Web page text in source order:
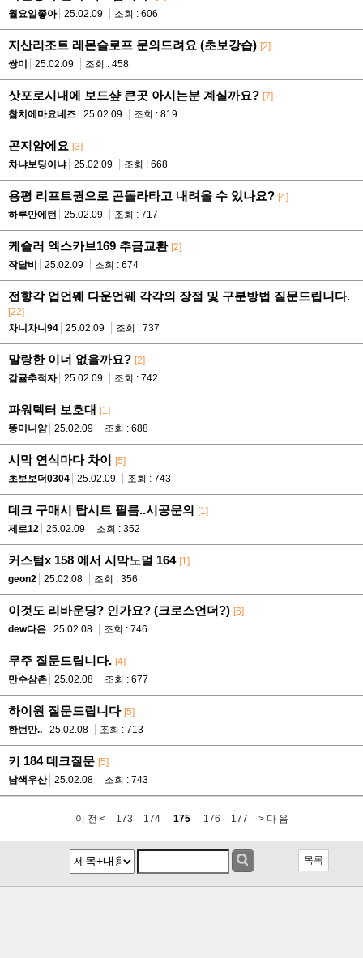
월요일좋아
25.02.09 조회 : 606
지산리조트 레몬슬로프 문의드려요 (초보강습) [2]
쌍미
25.02.09 조회 : 458
삿포로시내에 보드샾 큰곳 아시는분 계실까요? [7]
참치에마요네즈
25.02.09 조회 : 819
곤지암에요 [3]
차냐보딩이냐
25.02.09 조회 : 668
용평 리프트권으로 곤돌라타고 내려올 수 있나요? [4]
하루만에턴
25.02.09 조회 : 717
케슬러 엑스카브169 추금교환 [2]
작달비
25.02.09 조회 : 674
전향각 업언웨 다운언웨 각각의 장점 및 구분방법 질문드립니다.
[22]
차니차니94
25.02.09 조회 : 737
말랑한 이너 없을까요? [2]
감귤추적자
25.02.09 조회 : 742
파워텍터 보호대 [1]
똥미니얌
25.02.09 조회 : 688
시막 연식마다 차이 [5]
초보보더0304
25.02.09 조회 : 743
데크 구매시 탑시트 필름..시공문의 [1]
제로12
25.02.09 조회 : 352
커스텀x 158 에서 시막노멀 164 [1]
geon2
25.02.08 조회 : 356
이것도 리바운딩? 인가요? (크로스언더?) [6]
dew다은
25.02.08 조회 : 746
무주 질문드립니다. [4]
만수삼촌
25.02.08 조회 : 677
하이원 질문드립니다 [5]
한번만..
25.02.08 조회 : 713
키 184 데크질문 [5]
남색우산
25.02.08 조회 : 743
이 전 < 173 174 175 176 177 > 다 음
목록